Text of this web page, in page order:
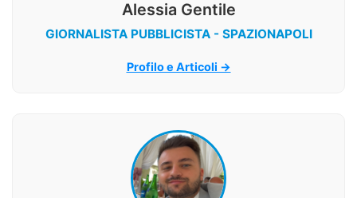
Alessia Gentile
GIORNALISTA PUBBLICISTA - SPAZIONAPOLI
Profilo e Articoli →